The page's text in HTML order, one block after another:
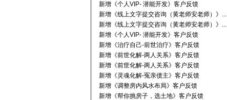
新增《个人VIP- 潜能开发》客户反馈
新增《线上文字提交咨询（黄老师安老师）》...
新增《线上文字提交咨询（黄老师安老师）》...
新增《个人VIP- 潜能开发》客户反馈
新增《治疗自己-前世治疗》客户反馈
新增《前世化解-两人关系》客户反馈
新增《前世化解-两人关系》客户反馈
新增《灵魂化解-冤亲债主》客户反馈
新增《调整房内风水布局》客户反馈
新增《帮你挑房子，选土地》客户反馈